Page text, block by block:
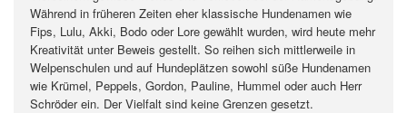
Während in früheren Zeiten eher klassische Hundenamen wie
Fips, Lulu, Akki, Bodo oder Lore gewählt wurden, wird heute mehr
Kreativität unter Beweis gestellt. So reihen sich mittlerweile in
Welpenschulen und auf Hundeplätzen sowohl süße Hundenamen
wie Krümel, Peppels, Gordon, Pauline, Hummel oder auch Herr
Schröder ein. Der Vielfalt sind keine Grenzen gesetzt.